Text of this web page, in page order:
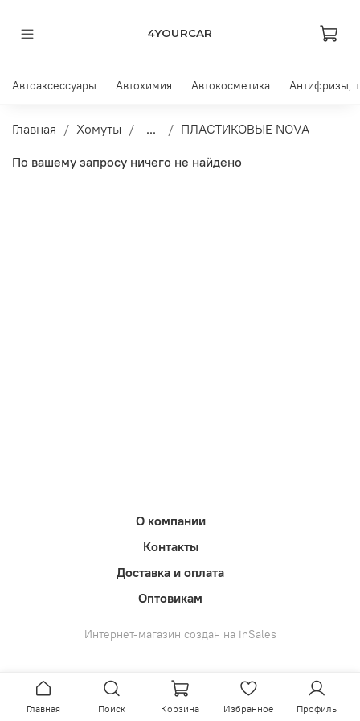
4YOURCAR
Автоаксессуары Автохимия Автокосметика Антифризы,
Главная Хомуты ... ПЛАСТИКОВЫЕ NOVA
По вашему запросу ничего не найдено
О компании
Контакты
Доставка и оплата
Оптовикам
Интернет-магазин создан на inSales
Главная Поиск Корзина Избранное Профиль